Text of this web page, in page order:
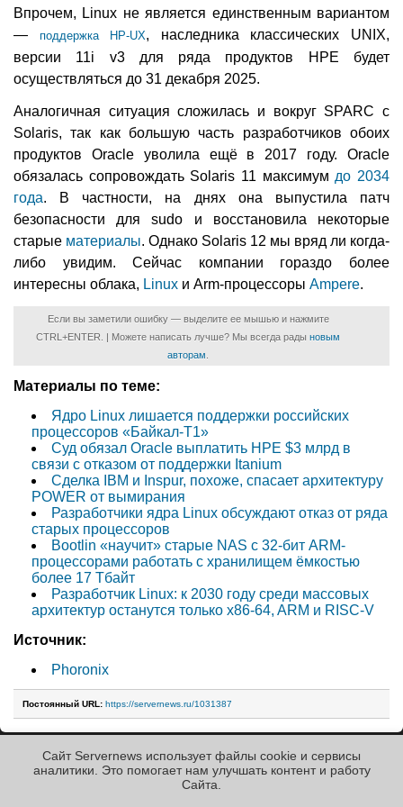
Впрочем, Linux не является единственным вариантом
— поддержка HP-UX, наследника классических UNIX,
версии 11i v3 для ряда продуктов HPE будет
осуществляться до 31 декабря 2025.
Аналогичная ситуация сложилась и вокруг SPARC c
Solaris, так как большую часть разработчиков обоих
продуктов Oracle уволила ещё в 2017 году. Oracle
обязалась сопровождать Solaris 11 максимум до 2034
года. В частности, на днях она выпустила патч
безопасности для sudo и восстановила некоторые
старые материалы. Однако Solaris 12 мы вряд ли когда-
либо увидим. Сейчас компании гораздо более
интересны облака, Linux и Arm-процессоры Ampere.
Если вы заметили ошибку — выделите ее мышью и нажмите
CTRL+ENTER. | Можете написать лучше? Мы всегда рады новым
авторам
Материалы по теме:
Ядро Linux лишается поддержки российских
процессоров «Байкал-Т1»
Суд обязал Oracle выплатить HPE $3 млрд в
связи с отказом от поддержки Itanium
Cделка IBM и Inspur, похоже, спасает архитектуру
POWER от вымирания
Разработчики ядра Linux обсуждают отказ от ряда
старых процессоров
Bootlin «научит» старые NAS с 32-бит ARM-
процессорами работать с хранилищем ёмкостью
более 17 Тбайт
Разработчик Linux: к 2030 году среди массовых
архитектур останутся только x86-64, ARM и RISC-V
Источник:
Phoronix
Постоянный URL: https://servernews.ru/1031387
« Назад к ленте
Сайт Servernews использует файлы cookie и сервисы
аналитики. Это помогает нам улучшать контент и работу
Cайта.